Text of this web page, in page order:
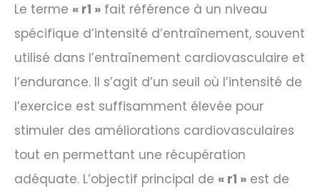
Le terme « r1 » fait référence à un niveau
spécifique d’intensité d’entraînement, souvent
utilisé dans l’entraînement cardiovasculaire et
l’endurance. Il s’agit d’un seuil où l’intensité de
l’exercice est suffisamment élevée pour
stimuler des améliorations cardiovasculaires
tout en permettant une récupération
adéquate. L’objectif principal de « r1 » est de